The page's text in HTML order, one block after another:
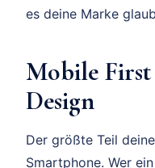
es deine Marke
Mobile First
Design
Der größte Teil
Smartphone. Wer